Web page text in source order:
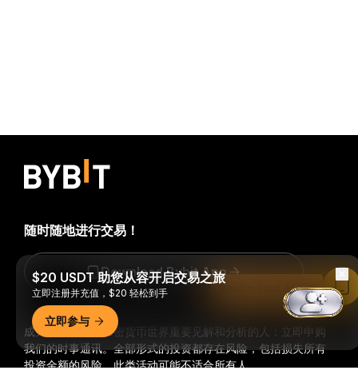
成为第一个获得加密货币世界重要见解和分析的人：立即申购
我们的时事通讯。全部形式的投资都存在风险，包括损失所有
投资金额的风险。此类活动可能不适合所有人。
随时随地进行交易！
Download Bybit App
$20 USDT 助您从容开启交易之旅
立即注册并充值，$20 轻松到手
立即参与
Read in Bybit App